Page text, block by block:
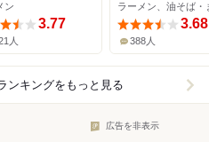
ン
3.77
人
3.68
388人
ンキングをもっと見る
広告を非表示